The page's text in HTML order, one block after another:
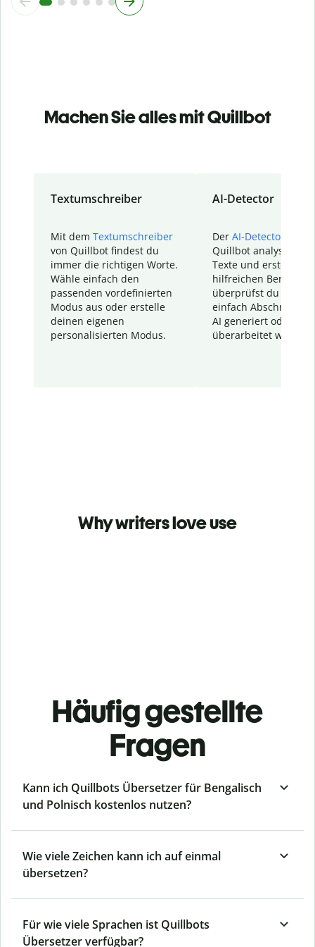
Machen Sie alles mit Quillbot
Textumschreiber
Mit dem Textumschreiber
von Quillbot findest du
immer die richtigen Worte.
Wähle einfach den
passenden vordefinierten
Modus aus oder erstelle
deinen eigenen
personalisierten Modus.
AI-Detector
Der AI-Detector
Quillbot analysiert
Texte und erstellt
hilfreichen Bericht.
überprüfst du
einfach Abschnitte,
AI generiert oder
überarbeitet wurden.
Why writers love use
Häufig gestellte
Fragen
Kann ich Quillbots Übersetzer für Bengalisch
und Polnisch kostenlos nutzen?
Wie viele Zeichen kann ich auf einmal
übersetzen?
Für wie viele Sprachen ist Quillbots
Übersetzer verfügbar?